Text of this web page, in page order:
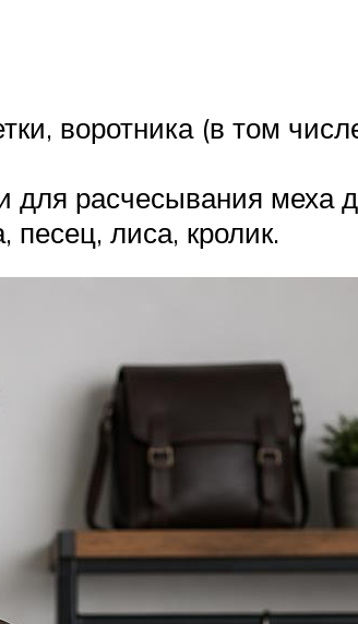
воротника (в том
для расчесывания
песец, лиса, кролик.